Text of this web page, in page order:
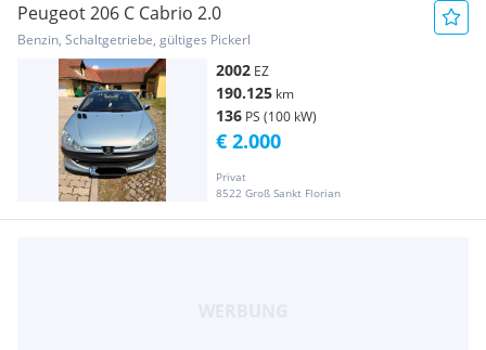
Peugeot 206 C Cabrio 2.0
Benzin, Schaltgetriebe, gültiges Pickerl
2002 EZ
190.125 km
136 PS (100 kW)
Privat
8522 Groß Sankt Florian
€ 2.000